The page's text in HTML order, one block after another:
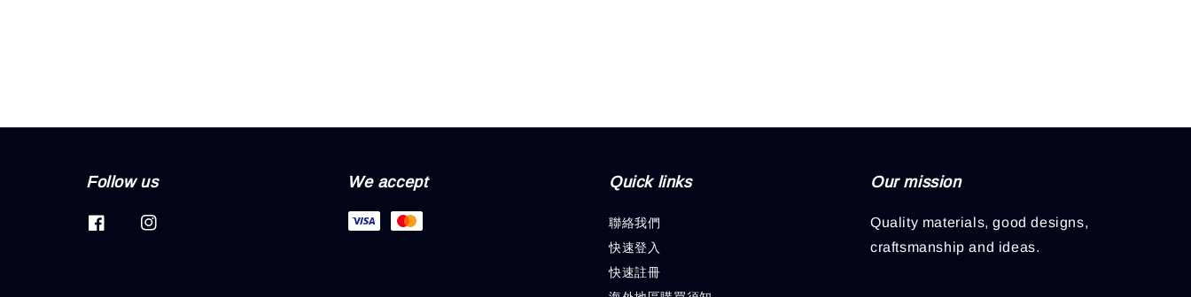
Follow us We accept Quick links
聯絡我們
快速登入
快速註冊
Our mission
Quality materials, good designs,
craftsmanship and ideas.